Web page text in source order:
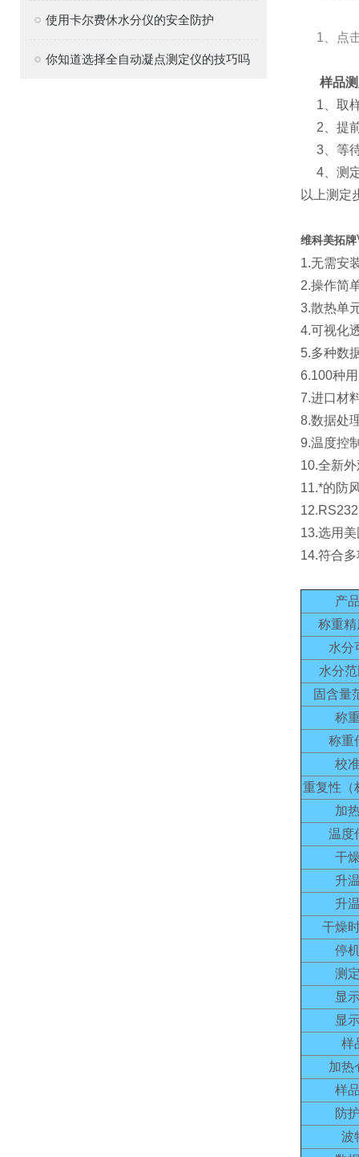
使用卡尔费休水分仪的安全防护
你知道选择全自动凝点测定仪的技巧吗
1 、点
样品测
1、取
2、提前
3、等待
4、测定
以上测定
维科美拓牌
1.无需安
2.操作简
3.散热单
4.可视化
5.多种数
6.100种
7.进口材
8.数据处
9.温度控
10.全新
11.*的防
13.选用
14.符合
产
称重
水分
水分
固含量
称
称重
校
重复性（
加
温度
干
升
升
干燥
停
测
显
显
样
加热
样
防
波